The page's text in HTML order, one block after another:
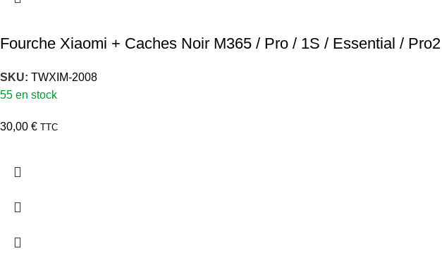
Fourche Xiaomi + Caches Noir M365 / Pro / 1S / Essential / Pro2
SKU: TWXIM-2008
55 en stock
30,00 € TTC